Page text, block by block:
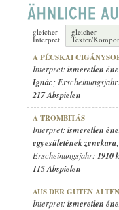
gleicher
Interpret
gleicher
Texter/
A PÉCSKAI
Interpret: ismeretlen
Ignác; Erscheinungsjahr:
217 Abspielen
A TROMBITÁS
Interpret: ismeretlen
egyesületének zenekara
Erscheinungsjahr: 1910
115 Abspielen
AUS DER GUTEN
Interpret: ismeretlen